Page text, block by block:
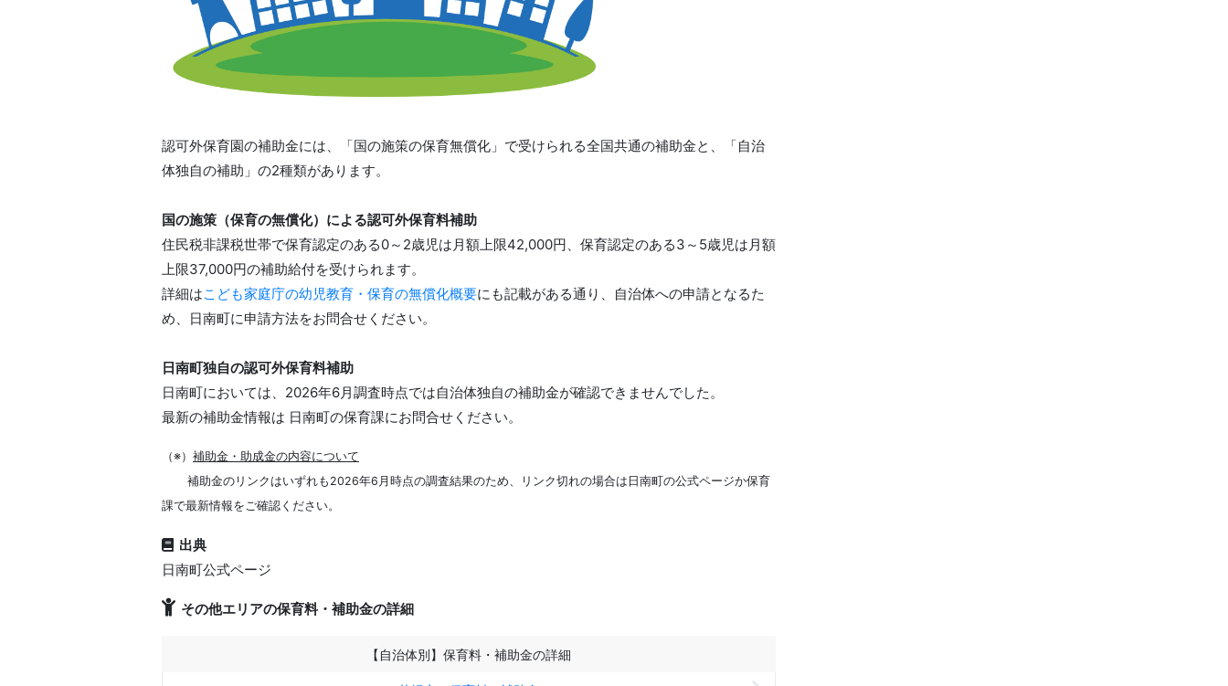
認可外保育園の補助金には、「国の施策の保育無償化」で受けられる全国共通の補助金と、「自治
体独自の補助」の2種類があります。
国の施策（保育の無償化）による認可外保育料補助
住民税非課税世帯で保育認定のある0～2歳児は月額上限42,000円、保育認定のある3～5歳児は月額
上限37,000円の補助給付を受けられます。
詳細はこども家庭庁の幼児教育・保育の無償化概要にも記載がある通り、自治体への申請となるた
め、日南町に申請方法をお問合せください。
日南町独自の認可外保育料補助
日南町においては、2026年6月調査時点では自治体独自の補助金が確認できませんでした。
最新の補助金情報は 日南町の保育課にお問合せください。
（※） 補助金・助成金の内容について
補助金のリンクはいずれも2026年6月時点の調査結果のため、リンク切れの場合は日南町の公式ページか保育
課で最新情報をご確認ください。
出典
日南町公式ページ
その他エリアの保育料・補助金の詳細
【自治体別】保育料・補助金の詳細